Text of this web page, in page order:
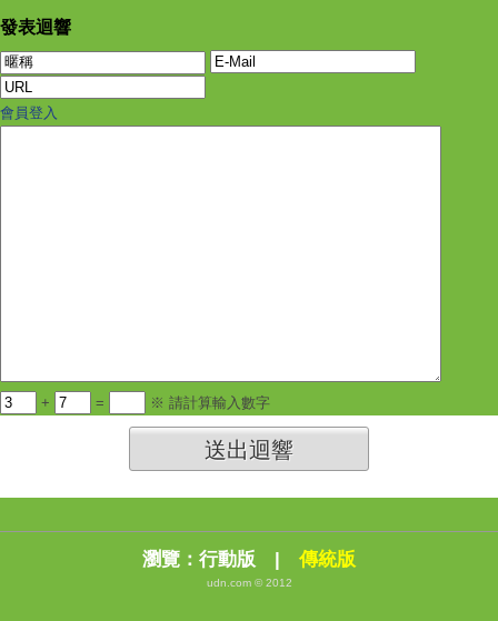
發表迴響
會員登入
+ = ※ 請計算輸入數字
送出迴響
瀏覽： 行動版 | 傳統版
udn.com © 2012